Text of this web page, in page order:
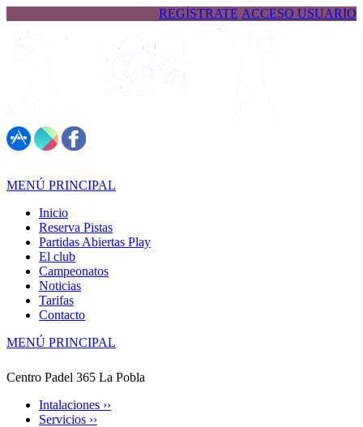
REGÍSTRATE ACCESO USUARIO
MENÚ PRINCIPAL
Inicio
Reserva Pistas
Partidas Abiertas Play
El club
Campeonatos
Noticias
Tarifas
Contacto
MENÚ PRINCIPAL
Centro Padel 365 La Pobla
Intalaciones ››
Servicios ››